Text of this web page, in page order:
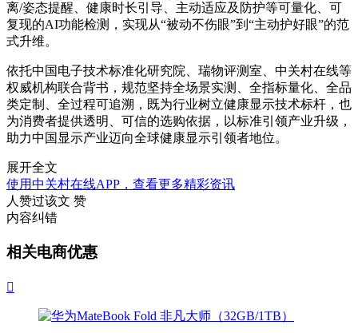
离/姿态提醒、健康时长引导、主动适应及防护等可量化、可
复现的AI功能检测，实现从“被动不伤眼”到“主动护好眼”的范
式升维。
依托中国电子技术标准化研究院、瑞物评测室、中关村在线等
权威机构联合背书，规范坚持全场景实测、全指标量化、全品
类定制、全过程可追溯，既为行业树立健康显示技术标杆，也
为消费者提供透明、可信的选购依据，以标准引领产业升级，
助力中国显示产业迈向全球健康显示引领者地位。
展开全文
使用中关村在线APP，查看更多精彩资讯
人赞过该文 赞
内容纠错
相关电商优惠
